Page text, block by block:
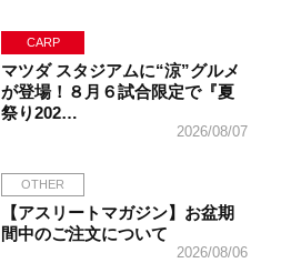
CARP
マツダ スタジアムに“涼”グルメ
が登場！８月６試合限定で『夏
祭り202…
2026/08/07
OTHER
【アスリートマガジン】お盆期
間中のご注文について
2026/08/06